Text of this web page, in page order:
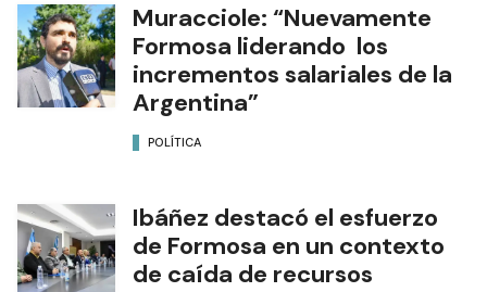
Muracciole: “Nuevamente
Formosa liderando los
incrementos salariales de la
Argentina”
POLÍTICA
Ibáñez destacó el esfuerzo
de Formosa en un contexto
de caída de recursos